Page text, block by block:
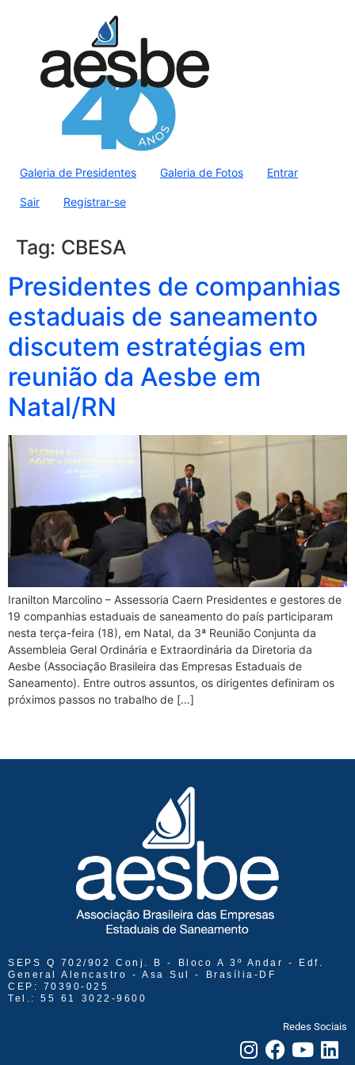
Galeria de Presidentes Galeria de Fotos Entrar
Sair Registrar-se
Tag: CBESA
Presidentes de companhias
estaduais de saneamento
discutem estratégias em
reunião da Aesbe em
Natal/RN
Iranilton Marcolino – Assessoria Caern Presidentes e gestores de
19 companhias estaduais de saneamento do país participaram
nesta terça-feira (18), em Natal, da 3ª Reunião Conjunta da
Assembleia Geral Ordinária e Extraordinária da Diretoria da
Aesbe (Associação Brasileira das Empresas Estaduais de
Saneamento). Entre outros assuntos, os dirigentes definiram os
próximos passos no trabalho de […]
SEPS Q 702/902 Conj. B - Bloco A 3º Andar - Edf.
General Alencastro - Asa Sul - Brasília-DF
CEP: 70390-025
Tel.: 55 61 3022-9600
Redes Sociais